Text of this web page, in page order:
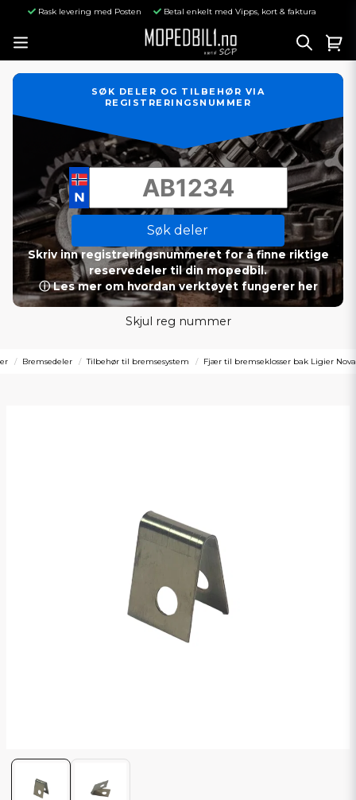
Rask levering med Posten Betal enkelt med Vipps, kort & faktura
SØK DELER OG TILBEHØR VIA
REGISTRERINGSNUMMER
Søk deler
Skriv inn registreringsnummeret for å finne riktige
reservedeler til din mopedbil.
ⓘ Les mer om hvordan verktøyet fungerer her
Skjul reg nummer
Bremsedeler Tilbehør til bremsesystem Fjær til bremseklosser bak Ligier Nova